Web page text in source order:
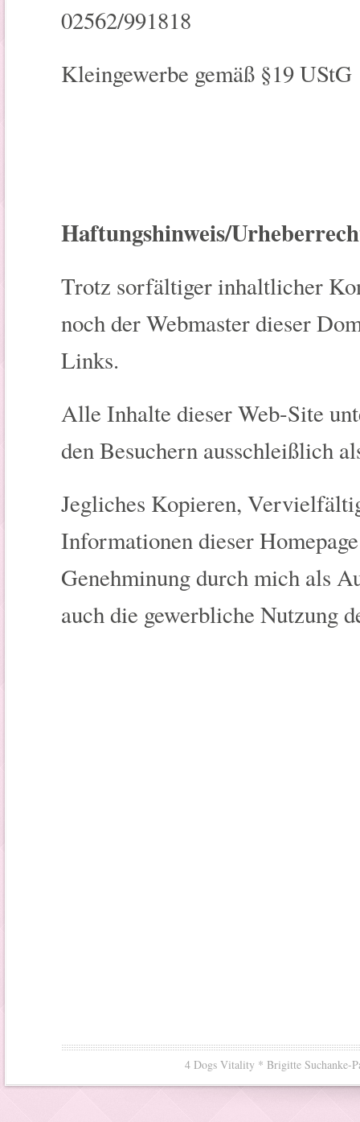
02562/991818
Kleingewerbe gemäß §19 UStG
Haftungshinweis/
Trotz sorfältiger inhaltlicher
noch der Webmaster dieser
Links.
Alle Inhalte dieser Web-Site
den Besuchern ausschleißlich
Jegliches Kopieren,
Informationen dieser
Genehminung durch mich als
auch die gewerbliche Nutzung
4 Dogs Vitality * Brigitte Suchanke-